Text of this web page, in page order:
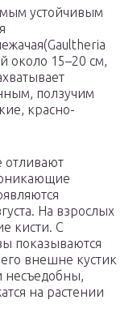
устойчивым
около 15–20 см,
ползучим
красно-
отливают
На взрослых
кисти. С
показываются
внешне кустик
несъедобны,
на растении